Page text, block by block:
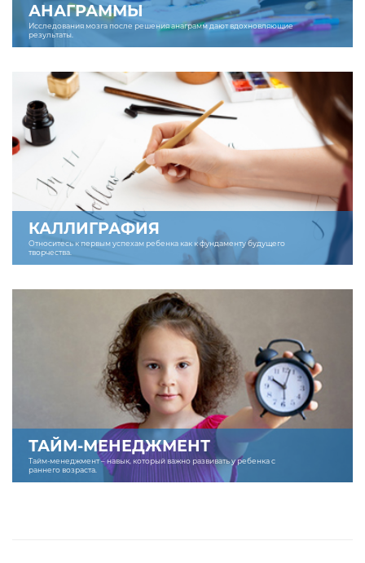
АНАГРАММЫ
Исследования мозга после решения анаграмм дают вдохновляющие
результаты.
КАЛЛИГРАФИЯ
Относитесь к первым успехам ребенка как к фундаменту будущего
творчества.
ТАЙМ-МЕНЕДЖМЕНТ
Тайм-менеджмент – навык, который важно развивать у ребенка с
раннего возраста.